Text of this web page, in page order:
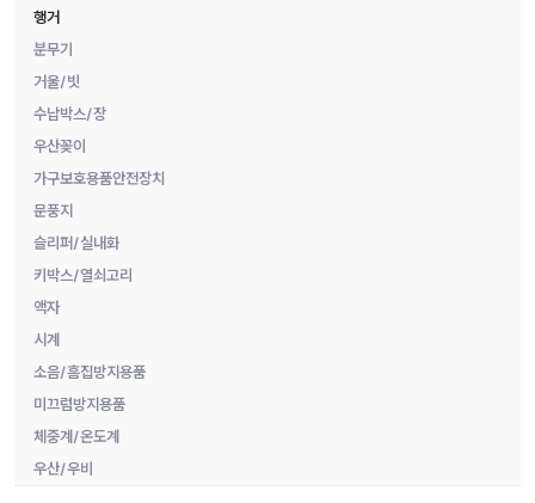
행거
분무기
거울/빗
수납박스/장
우산꽂이
가구보호용품안전장치
문풍지
슬리퍼/실내화
키박스/열쇠고리
액자
시계
소음/흠집방지용품
미끄럼방지용품
체중계/온도계
우산/우비